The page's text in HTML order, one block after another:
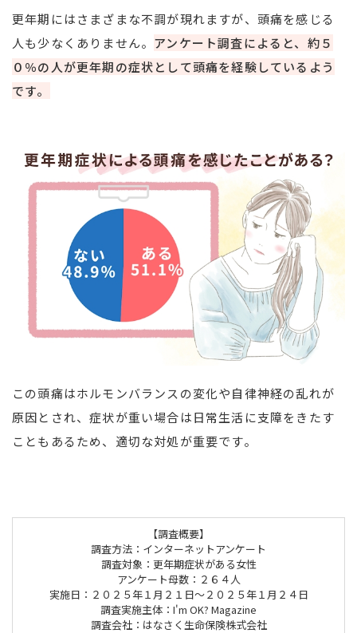
更年期にはさまざまな不調が現れますが、頭痛を感じる
人も少なくありません。 アンケート調査によると、約５
０％の人が更年期の症状として頭痛を経験しているよう
です。
この頭痛はホルモンバランスの変化や自律神経の乱れが
原因とされ、症状が重い場合は日常生活に支障をきたす
こともあるため、適切な対処が重要です。
【調査概要】
調査方法：インターネットアンケート
調査対象：更年期症状がある女性
アンケート母数：２６４人
実施日：２０２５年１月２１日～２０２５年１月２４日
調査実施主体：I'm OK? Magazine
調査会社：はなさく生命保険株式会社